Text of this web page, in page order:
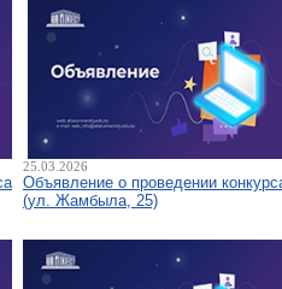
25.03.2026
Объявление о проведении
(ул. Жамбыла, 25)